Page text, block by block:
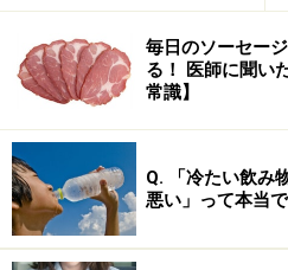
グ1袋を全部使ったとすれば
塩分を含む調味料は使えなく
ぎにありそうです。食塩を
ら、小袋入りドレッシングの
のがよいと思います。
毎日のソーセー
る！ 医師に聞い
常識】
Q. 「冷たい飲み
悪い」って本当